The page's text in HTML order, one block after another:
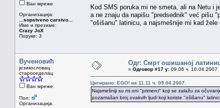
Ван мреже
Организација:
...sopstveno carstvo...
Име и презиме:
Crazy JoX
Поруке: 3
Kod SMS poruka mi ne smeta, ali na Netu i
a ne znaju da napišu "predsednik" već pišu
"ošišanu" latinicu, a najsmešnije mi kad
Вученовић
језикословац
староседелац
Ван мреже
Пол:
Организација:
Одг: Смрт ошишаној
« Одговор #17 у: 09.06 ч. 10.04.2007.
Цитирано: EGO! на 11.11 ч. 09.04.2007.
Najsmešniji su mi oni "primerci" koji se zalažu za
pozamašan broj ovakvih ljudi koji koriste "ošišanu"